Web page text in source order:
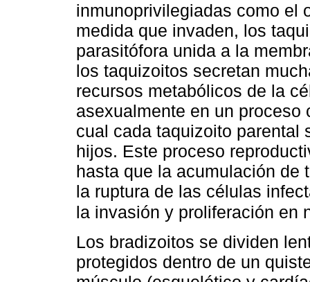
inmunoprivilegiadas como el
medida que invaden, los
parasitófora unida a la
los taquizoitos secretan
recursos metabólicos de la
asexualmente en un
cual cada taquizoito parental
hijos. Este proceso
hasta que la acumulación de
la ruptura de las células
la invasión y proliferación en
Los bradizoitos se dividen
protegidos dentro de un